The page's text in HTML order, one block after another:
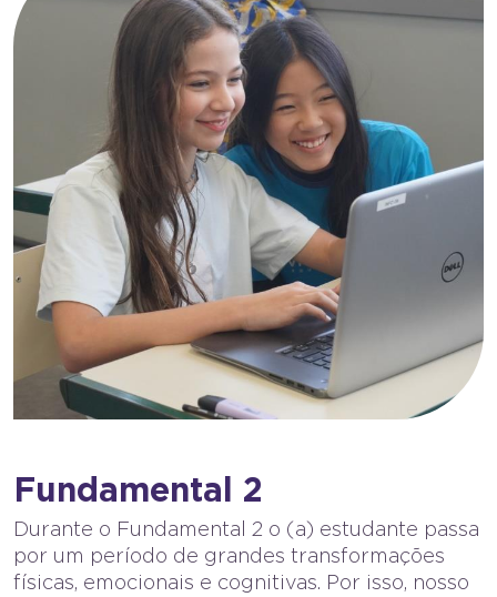
Fundamental 2
Durante o Fundamental 2 o (a) estudante passa
por um período de grandes transformações
físicas, emocionais e cognitivas. Por isso, nosso